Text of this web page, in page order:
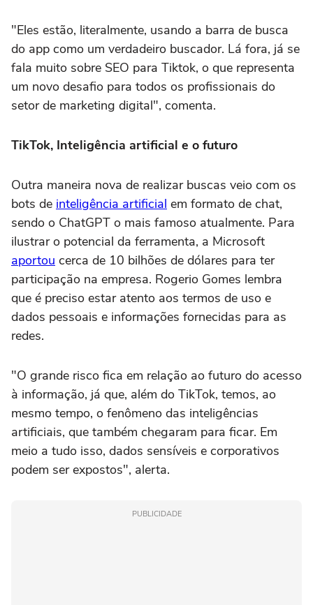
"Eles estão, literalmente, usando a barra de busca
do app como um verdadeiro buscador. Lá fora, já se
fala muito sobre SEO para Tiktok, o que representa
um novo desafio para todos os profissionais do
setor de marketing digital", comenta.
TikTok, Inteligência artificial e o futuro
Outra maneira nova de realizar buscas veio com os
bots de inteligência artificial em formato de chat,
sendo o ChatGPT o mais famoso atualmente. Para
ilustrar o potencial da ferramenta, a Microsoft
aportou cerca de 10 bilhões de dólares para ter
participação na empresa. Rogerio Gomes lembra
que é preciso estar atento aos termos de uso e
dados pessoais e informações fornecidas para as
redes.
"O grande risco fica em relação ao futuro do acesso
à informação, já que, além do TikTok, temos, ao
mesmo tempo, o fenômeno das inteligências
artificiais, que também chegaram para ficar. Em
meio a tudo isso, dados sensíveis e corporativos
podem ser expostos", alerta.
PUBLICIDADE